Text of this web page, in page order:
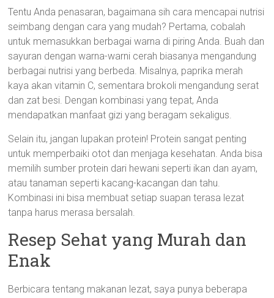
Tentu Anda penasaran, bagaimana sih cara mencapai nutrisi
seimbang dengan cara yang mudah? Pertama, cobalah
untuk memasukkan berbagai warna di piring Anda. Buah dan
sayuran dengan warna-warni cerah biasanya mengandung
berbagai nutrisi yang berbeda. Misalnya, paprika merah
kaya akan vitamin C, sementara brokoli mengandung serat
dan zat besi. Dengan kombinasi yang tepat, Anda
mendapatkan manfaat gizi yang beragam sekaligus.
Selain itu, jangan lupakan protein! Protein sangat penting
untuk memperbaiki otot dan menjaga kesehatan. Anda bisa
memilih sumber protein dari hewani seperti ikan dan ayam,
atau tanaman seperti kacang-kacangan dan tahu.
Kombinasi ini bisa membuat setiap suapan terasa lezat
tanpa harus merasa bersalah.
Resep Sehat yang Murah dan
Enak
Berbicara tentang makanan lezat, saya punya beberapa